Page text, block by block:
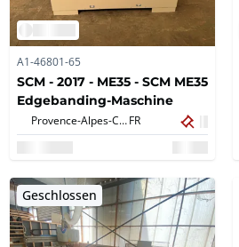
A1-46801-65
SCM - 2017 - ME35 - SCM ME35
Edgebanding-Maschine
Provence-Alpes-Côte d'Azur,FR
Geschlossen